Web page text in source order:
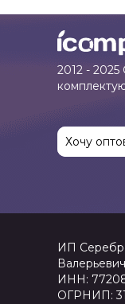
2012 -
Хочу
ИП
Валерьевич
ИНН:
ОГРНИП: